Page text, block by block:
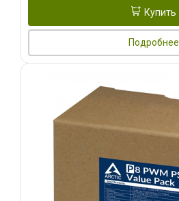
Купить
Подробнее